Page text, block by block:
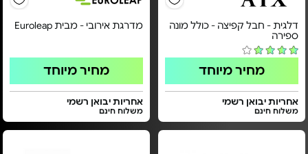
דלגית - חבל קפיצה - כולל מונה
ספירה
מחיר מיוחד
אחריות יבואן רשמי
משלוח חינם
מדרגת אירובי - מבית Euroleap
מחיר מיוחד
אחריות יבואן רשמי
משלוח חינם